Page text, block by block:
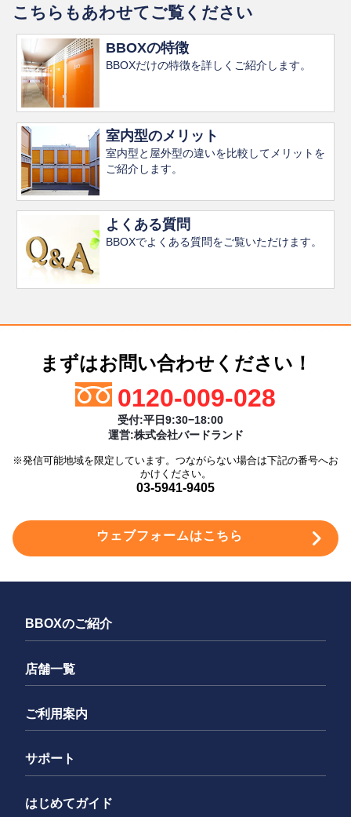
2026.04.24 お知らせ
ゴールデンウィーク営業日のご案内
こちらもあわせてご覧ください
BBOXの特徴
BBOXだけの特徴を詳しくご紹介します。
室内型のメリット
室内型と屋外型の違いを比較してメリットを
ご紹介します。
よくある質問
BBOXでよくある質問をご覧いただけます。
まずはお問い合わせください！
0120-009-028
受付:平日9:30−18:00
運営:株式会社バードランド
※発信可能地域を限定しています。つながらない場合は下記の番号へお
かけください。
03-5941-9405
ウェブフォームはこちら
BBOXのご紹介
店舗一覧
ご利用案内
サポート
はじめてガイド